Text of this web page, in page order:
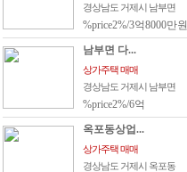
경상남도 거제시 남부면
%price2%/3억8000만원
남부면 다...
상가주택 매매
경상남도 거제시 남부면
%price2%/6억
옥포동상업...
상가주택 매매
경상남도 거제시 옥포동